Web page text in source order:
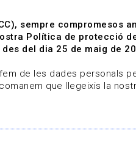
A qui representem
sempre compromesos
Política de protecció
del dia 25 de maig de
de les dades personals
que llegeixis la